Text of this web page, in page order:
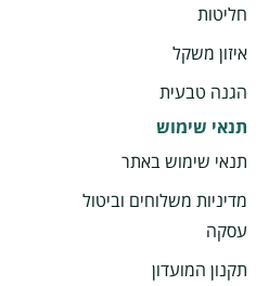
חליטות
איזון משקל
הגנה טבעית
תנאי שימוש
תנאי שימוש באתר
מדיניות משלוחים וביטול
עסקה
תקנון המועדון